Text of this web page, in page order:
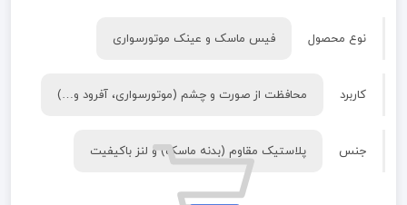
نوع محصول فیس ماسک و عینک موتورسواری
کاربرد محافظت از صورت و چشم (موتورسواری، آفرود و…)
جنس پلاستیک مقاوم (بدنه ماسک) و لنز باکیفیت